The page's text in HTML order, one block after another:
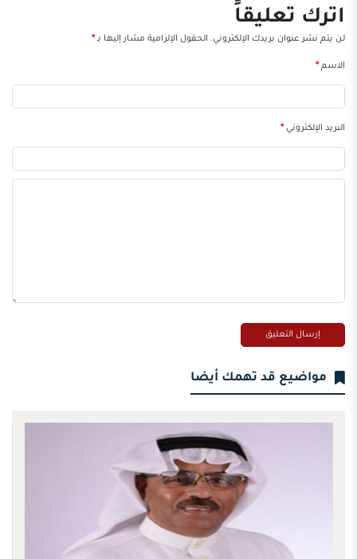
اترك تعليقاً
لن يتم نشر عنوان بريدك الإلكتروني. الحقول الإلزامية مشار إليها بـ*
الاسم*
البريد الإلكتروني*
مواضيع قد تهمك أيضا